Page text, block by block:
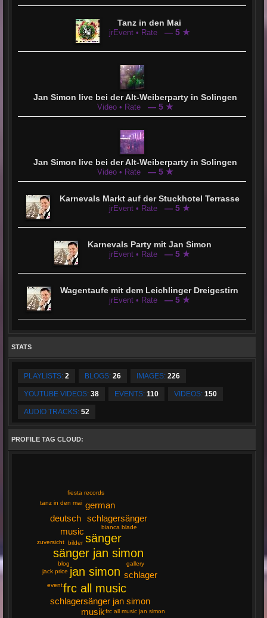
Tanz in den Mai
jrEvent • Rate — 5 ★
Jan Simon live bei der Alt-Weiberparty in Solingen
Video • Rate — 5 ★
Jan Simon live bei der Alt-Weiberparty in Solingen
Video • Rate — 5 ★
Karnevals Markt auf der Stuckhotel Terrasse
jrEvent • Rate — 5 ★
Karnevals Party mit Jan Simon
jrEvent • Rate — 5 ★
Wagentaufe mit dem Leichlinger Dreigestirn
jrEvent • Rate — 5 ★
STATS
PLAYLISTS: 2 BLOGS: 26 IMAGES: 226
YOUTUBE VIDEOS: 38 EVENTS: 110 VIDEOS: 150
AUDIO TRACKS: 52
PROFILE TAG CLOUD:
jan simon
sänger jan simon
frc all music
sänger
schlagersänger jan simon
schlagersänger
music
musik
schlager
deutsch
german
fiesta records
frc all music jan simon
jack price
bilder
zuversicht
bianca blade
gallery
blog
tanz in den mai
event